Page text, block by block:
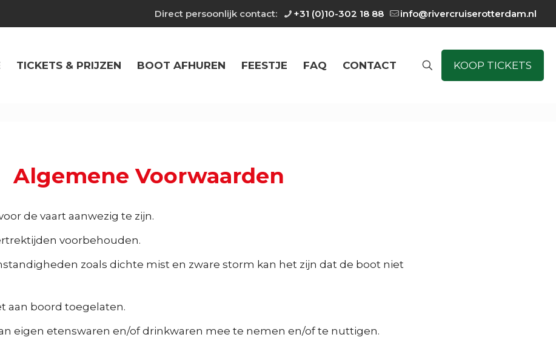
Direct persoonlijk contact: +31 (0)10-302 18 88 info@rivercruiserotterdam.nl
TICKETS & PRIJZEN BOOT AFHUREN FEESTJE FAQ CONTACT KOOP TICKETS
Algemene Voorwaarden
de vaart aanwezig te zijn.
voorbehouden.
zoals dichte mist en zware storm kan het zijn dat de boot niet
aan boord toegelaten.
eigen etenswaren en/of drinkwaren mee te nemen en/of te nuttigen.